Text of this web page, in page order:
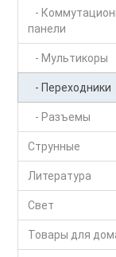
-
панели
- Мультикоры
- Переходники
- Разъемы
Струнные
Литература
Свет
Товары для